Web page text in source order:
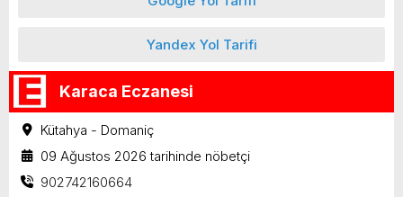
Yandex Yol Tarifi
Karaca Eczanesi
Kütahya - Domaniç
09 Ağustos 2026 tarihinde nöbetçi
902742160664